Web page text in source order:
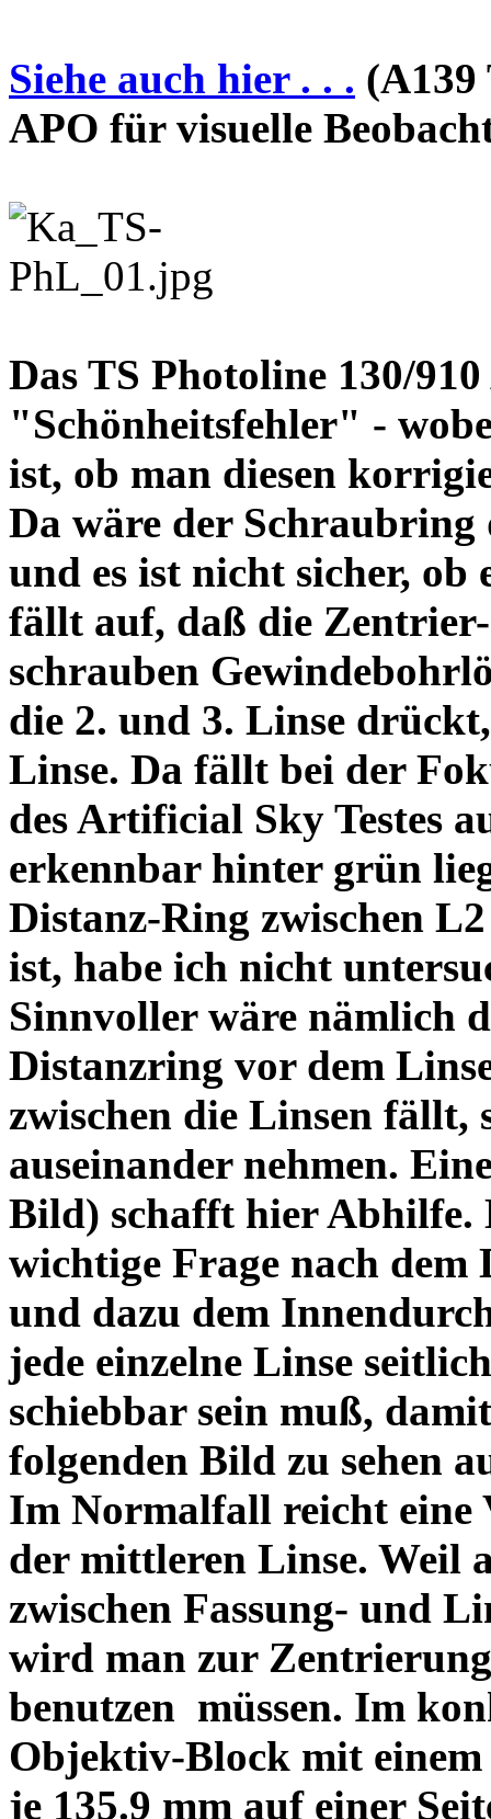
Siehe auch hier . . . (A139
APO für visuelle
Das TS Photoline 130/
"Schönheitsfehler" -
ist, ob man diesen
Da wäre der
und es ist nicht sicher,
fällt auf, daß die Zentrier-
schrauben
die 2. und 3. Linse
Linse. Da fällt bei der
des Artificial Sky Testes
erkennbar hinter grün
Distanz-Ring zwischen
ist, habe ich nicht
Sinnvoller wäre nämlich
Distanzring vor dem
zwischen die Linsen fällt,
auseinander nehmen.
Bild) schafft hier Abhilfe.
wichtige Frage nach dem
und dazu dem
jede einzelne Linse
schiebbar sein muß,
folgenden Bild zu sehen
Im Normalfall reicht eine
der mittleren Linse. Weil
zwischen Fassung- und
wird man zur
benutzen müssen. Im
Objektiv-Block mit einem
je 135.9 mm auf einer